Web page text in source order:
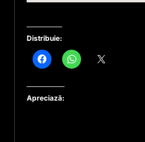
Distribuie:
Apreciază: